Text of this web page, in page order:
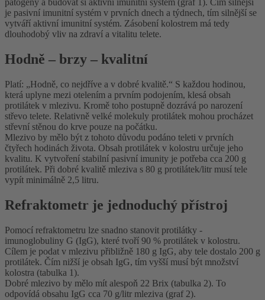
patogeny a budovat si aktivní imunitní systém (graf 1). Čím silnější
je pasivní imunitní systém v prvních dnech a týdnech, tím silnější se
vytváří aktivní imunitní systém. Zásobení kolostrem má tedy
dlouhodobý vliv na zdraví a vitalitu telete.
Hodně – brzy – kvalitní
Platí: „Hodně, co nejdříve a v dobré kvalitě.“ S každou hodinou,
která uplyne mezi otelením a prvním podojením, klesá obsah
protilátek v mlezivu. Kromě toho postupně dozrává po narození
střevo telete. Relativně velké molekuly protilátek mohou procházet
střevní stěnou do krve pouze na počátku.
Mlezivo by mělo být z tohoto důvodu podáno teleti v prvních
čtyřech hodinách života. Obsah protilátek v kolostru určuje jeho
kvalitu. K vytvoření stabilní pasivní imunity je potřeba cca 200 g
protilátek. Při dobré kvalitě mleziva s 80 g protilátek/litr musí tele
vypít minimálně 2,5 litru.
Refraktometr je jednoduchý přístroj
Pomocí refraktometru lze snadno stanovit protilátky -
imunoglobuliny G (IgG), které tvoří 90 % protilátek v kolostru.
Cílem je podat v mlezivu přibližně 180 g IgG, aby tele dostalo 200 g
protilátek. Čím nižší je obsah IgG, tím vyšší musí být množství
kolostra (tabulka 1).
Dobré mlezivo by mělo mít alespoň 22 Brix (tabulka 2). To
odpovídá obsahu IgG cca 70 g/litr mleziva (graf 2).